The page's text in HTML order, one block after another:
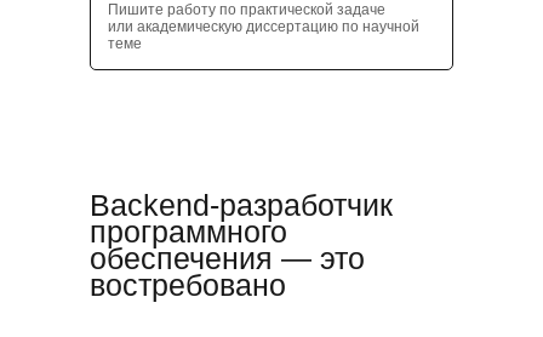
Пишите работу по практической задаче
или академическую диссертацию по научной
теме
Backend-разработчик
программного
обеспечения — это
востребовано